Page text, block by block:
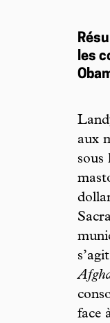
les
aux
sous
face